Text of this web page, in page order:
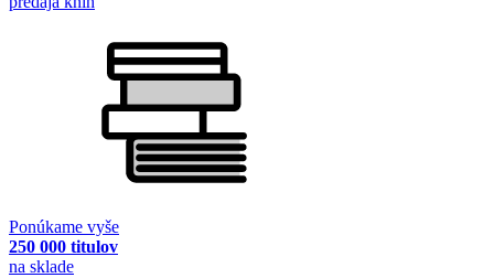
Ponúkame vyše
250 000 titulov
na sklade